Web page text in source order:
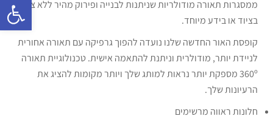
ממסגרות תאורה מודולריות שניתנות לבנייה ופירוק מהיר ללא צורך
בציוד או בידע מיוחד.
קופסת האור החדשה שלנו נועדה להפוך גרפיקה עם תאורה אחורית
לניידת יותר, מודולרית וניתנת להתאמה אישית. טכנולוגיית תאורה
360º מספקת יותר נראות למותג שלך ויותר מקומות להציג את
הרעיונות שלך.
חלונות ראווה מרשימים